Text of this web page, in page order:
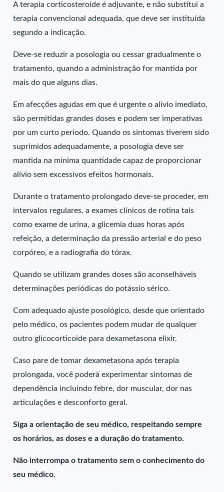
A terapia corticosteroide é adjuvante, e não substitui a
terapia convencional adequada, que deve ser instituída
segundo a indicação.
Deve-se reduzir a posologia ou cessar gradualmente o
tratamento, quando a administração for mantida por
mais do que alguns dias.
Em afecções agudas em que é urgente o alívio imediato,
são permitidas grandes doses e podem ser imperativas
por um curto período. Quando os sintomas tiverem sido
suprimidos adequadamente, a posologia deve ser
mantida na mínima quantidade capaz de proporcionar
alívio sem excessivos efeitos hormonais.
Durante o tratamento prolongado deve-se proceder, em
intervalos regulares, a exames clínicos de rotina tais
como exame de urina, a glicemia duas horas após
refeição, a determinação da pressão arterial e do peso
corpóreo, e a radiografia do tórax.
Quando se utilizam grandes doses são aconselháveis
determinações periódicas do potássio sérico.
Com adequado ajuste posológico, desde que orientado
pelo médico, os pacientes podem mudar de qualquer
outro glicocorticoide para dexametasona elixir.
Caso pare de tomar dexametasona após terapia
prolongada, você poderá experimentar sintomas de
dependência incluindo febre, dor muscular, dor nas
articulações e desconforto geral.
Siga a orientação de seu médico, respeitando sempre
os horários, as doses e a duração do tratamento.
Não interrompa o tratamento sem o conhecimento do
seu médico.